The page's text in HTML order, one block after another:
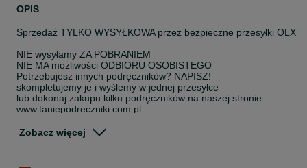
OPIS
Sprzedaż TYLKO WYSYŁKOWA przez bezpieczne przesyłki OLX
NIE wysyłamy ZA POBRANIEM
NIE MA możliwości ODBIORU OSOBISTEGO
Potrzebujesz innych podręczników? NAPISZ!
skompletujemy je i wyślemy w jednej przesyłce
lub dokonaj zakupu kilku podręczników na naszej stronie
www.taniepodreczniki.com.pl
Tworzenie stron i aplikacji internetowych Kwal.INF.03 część 1
Zobacz więcej